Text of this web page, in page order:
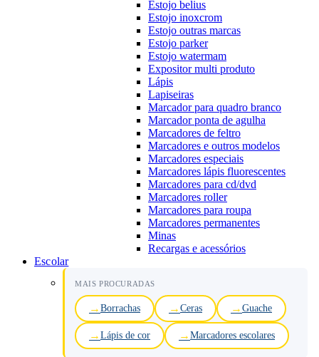
Estojo belius
Estojo inoxcrom
Estojo outras marcas
Estojo parker
Estojo watermam
Expositor multi produto
Lápis
Lapiseiras
Marcador para quadro branco
Marcador ponta de agulha
Marcadores de feltro
Marcadores e outros modelos
Marcadores especiais
Marcadores lápis fluorescentes
Marcadores para cd/dvd
Marcadores roller
Marcadores para roupa
Marcadores permanentes
Minas
Recargas e acessórios
Escolar
MAIS PROCURADAS
Borrachas Ceras Guache
Lápis de cor Marcadores escolares